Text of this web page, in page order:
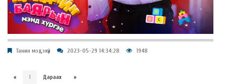
Танин мэдэхүй 2023-05-29 14:34:28 1948
« 1 Дараах »